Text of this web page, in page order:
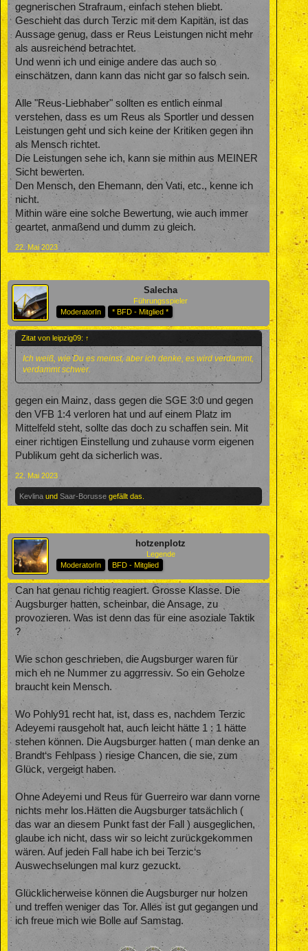
gegnerischen Strafraum, einfach stehen bliebt.
Geschieht das durch Terzic mit dem Kapitän, ist das
Aussage genug, dass er Reus Leistungen nicht mehr
als ausreichend betrachtet.
Und wenn ich und einige andere das auch so
einschätzen, dann kann das nicht gar so falsch sein.
Alle "Reus-Liebhaber" sollten es entlich einmal
verstehen, dass es um Reus als Sportler und dessen
Leistungen geht und sich keine der Kritiken gegen ihn
als Mensch richtet.
Die Leistungen sehe ich, kann sie mithin aus MEINER
Sicht bewerten.
Den Mensch, den Ehemann, den Vati, etc., kenne ich
nicht.
Mithin wäre eine solche Bewertung, wie auch immer
geartet, anmaßend und dumm zu gleich.
22. Mai 2023
Salecha
Führungsspieler
ModeratorIn
* BFD - Mitglied *
Zitat von leipzig09: ↑
Ich weiß, wie Du es meinst, aber ich denke, es wird verdammt,
verdammt schwer.
gegen ein Mainz, dass gegen die SGE 3:0 und gegen
den VFB 1:4 verloren hat und auf einem Platz im
Mittelfeld steht, sollte das doch zu schaffen sein. Mit
einer richtigen Einstellung und zuhause vorm eigenen
Publikum geht da sicherlich was.
22. Mai 2023
Kevlina und Saar-Borusse gefällt das.
hotzenplotz
Legende
ModeratorIn
BFD - Mitglied
Can hat genau richtig reagiert. Grosse Klasse. Die
Augsburger hatten, scheinbar, die Ansage, zu
provozieren. Was ist denn das für eine asoziale Taktik
?
Wie schon geschrieben, die Augsburger waren für
mich eh ne Nummer zu aggrressiv. So ein Geholze
braucht kein Mensch.
Wo Pohly91 recht hat, ist, dass es, nachdem Terzic
Adeyemi rausgeholt hat, auch leicht hätte 1 : 1 hätte
stehen können. Die Augsburger hatten ( man denke an
Brandt‘s Fehlpass ) riesige Chancen, die sie, zum
Glück, vergeigt haben.
Ohne Adeyemi und Reus für Guerreiro war dann vorne
nichts mehr los.Hätten die Augsburger tatsächlich (
das war an diesem Punkt fast der Fall ) ausgeglichen,
glaube ich nicht, dass wir so leicht zurückgekommen
wären. Auf jeden Fall habe ich bei Terzic‘s
Auswechselungen mal kurz gezuckt.
Glücklicherweise können die Augsburger nur holzen
und treffen weniger das Tor. Alles ist gut gegangen und
ich freue mich wie Bolle auf Samstag.